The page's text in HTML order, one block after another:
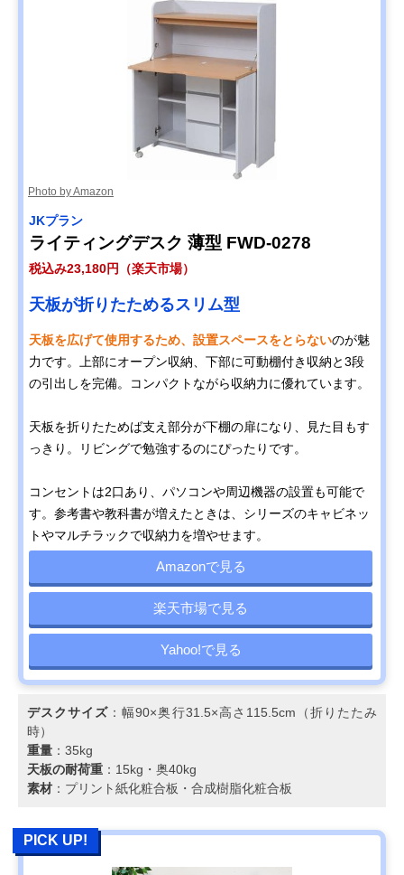
Photo by Amazon
‎JKプラン
ライティングデスク 薄型 FWD-0278
税込み23,180円（楽天市場）
天板が折りたためるスリム型
天板を広げて使用するため、設置スペースをとらないのが魅
力です。上部にオープン収納、下部に可動棚付き収納と3段
の引出しを完備。コンパクトながら収納力に優れています。
天板を折りたためば支え部分が下棚の扉になり、見た目もす
っきり。リビングで勉強するのにぴったりです。
コンセントは2口あり、パソコンや周辺機器の設置も可能で
す。参考書や教科書が増えたときは、シリーズのキャビネッ
トやマルチラックで収納力を増やせます。
Amazonで見る
楽天市場で見る
Yahoo!で見る
デスクサイズ ：幅90×奥行31.5×高さ115.5cm（折りたたみ
時）
重量 ：35kg
天板の耐荷重 ：15kg・奥40kg
素材 ：プリント紙化粧合板・合成樹脂化粧合板
PICK UP!